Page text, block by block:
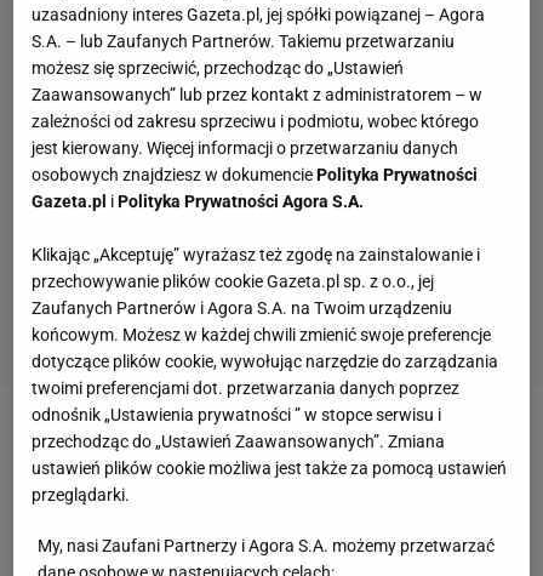
Zobacz wideoAmadeusz Ferrari pierwszą walkę
stoczył za darmo: Zazdrościłem tym osobom, które
biją się w klatce, chciałem się sprawdzić
uzasadniony interes Gazeta.pl, jej spółki powiązanej – Agora
S.A. – lub Zaufanych Partnerów. Takiemu przetwarzaniu
możesz się sprzeciwić, przechodząc do „Ustawień
Zaawansowanych” lub przez kontakt z administratorem – w
zależności od zakresu sprzeciwu i podmiotu, wobec którego
jest kierowany. Więcej informacji o przetwarzaniu danych
osobowych znajdziesz w dokumenciePolityka Prywatności
Gazeta.pl iPolityka Prywatności Agora S.A.
Klikając „Akceptuję” wyrażasz też zgodę na zainstalowanie i
przechowywanie plików cookie Gazeta.pl sp. z o.o., jej
Zaufanych Partnerów i Agora S.A. na Twoim urządzeniu
końcowym. Możesz w każdej chwili zmienić swoje preferencje
dotyczące plików cookie, wywołując narzędzie do zarządzania
twoimi preferencjami dot. przetwarzania danych poprzez
odnośnik „Ustawienia prywatności ” w stopce serwisu i
przechodząc do „Ustawień Zaawansowanych”. Zmiana
ustawień plików cookie możliwa jest także za pomocą ustawień
przeglądarki.
My, nasi Zaufani Partnerzy i Agora S.A. możemy przetwarzać
dane osobowe w następujących celach: